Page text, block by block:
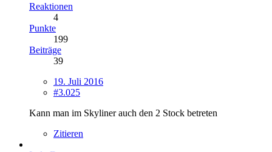
Reaktionen
4
Punkte
199
Beiträge
39
19. Juli 2016
#3.025
Kann man im Skyliner auch den 2 Stock betreten
Zitieren